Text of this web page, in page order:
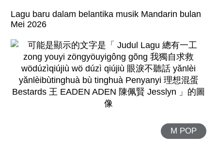
Lagu baru dalam belantika musik Mandarin bulan
Mei 2026
M POP